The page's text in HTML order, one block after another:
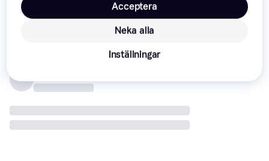
Recensioner Neka alla
Acceptera
Inställningar